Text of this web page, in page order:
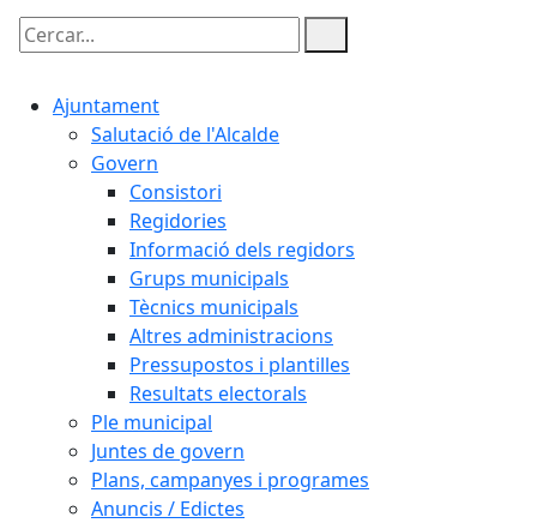
Cercar:
Ajuntament
Salutació de l'Alcalde
Govern
Consistori
Regidories
Informació dels regidors
Grups municipals
Tècnics municipals
Altres administracions
Pressupostos i plantilles
Resultats electorals
Ple municipal
Juntes de govern
Plans, campanyes i programes
Anuncis / Edictes